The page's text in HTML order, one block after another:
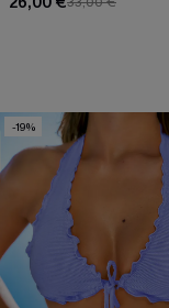
-19%